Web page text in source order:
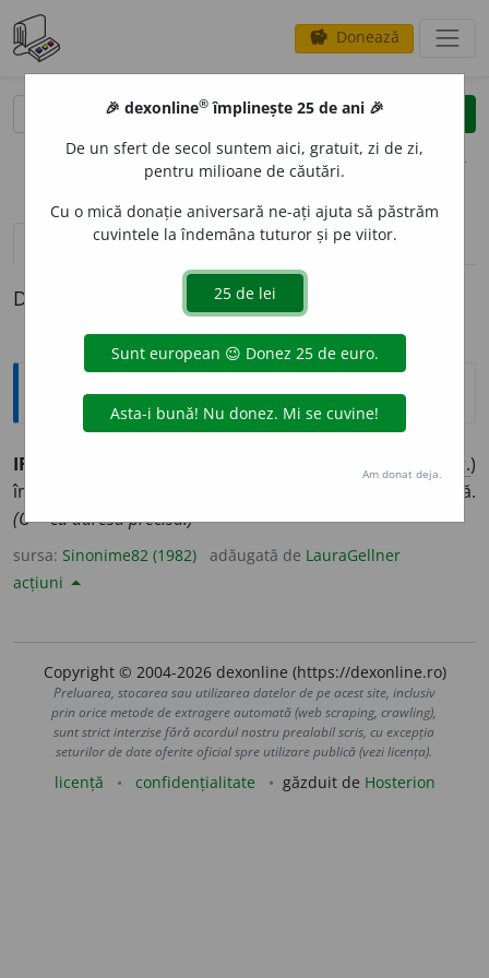
savings Donează
clear
opțiuni
definiții (1) pronunțievolume_up (50)
Definiția cu ID-ul 995757:
Sinonime
IRON fig.)
împunsăt
ră.
(O ~ cu adresă precisă.)
sursa: Sinonime82 (1982) adăugată de LauraGellner
acțiuni
Copyright © 2004-2026 dexonline (https://dexonline.ro)
Preluarea, stocarea sau utilizarea datelor de pe acest site, inclusiv
prin orice metode de extragere automată (web scraping, crawling),
sunt strict interzise fără acordul nostru prealabil scris, cu excepția
seturilor de date oferite oficial spre utilizare publică (vezi licența).
licență confidențialitate găzduit de Hosterion
🎉 dexonline® împlinește 25 de ani 🎉
De un sfert de secol suntem aici, gratuit, zi de zi,
pentru milioane de căutări.
Cu o mică donație aniversară ne-ați ajuta să păstrăm
cuvintele la îndemâna tuturor și pe viitor.
Am donat deja.